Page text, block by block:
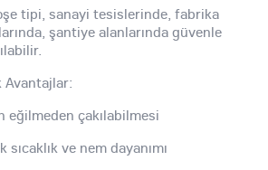
tipi, sanayi tesislerinde, fabrika
şantiye alanlarında güvenle
Avantajlar:
eğilmeden çakılabilmesi
sıcaklık ve nem dayanımı